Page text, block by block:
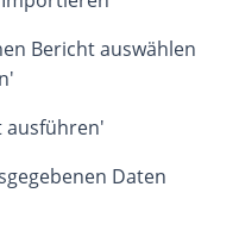
Bericht auswählen
ausführen'
Daten